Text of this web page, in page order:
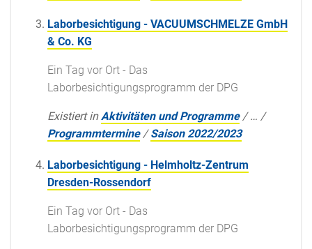
Laborbesichtigung - VACUUMSCHMELZE GmbH
& Co. KG
Ein Tag vor Ort - Das
Laborbesichtigungsprogramm der DPG
Existiert in Aktivitäten und Programme /… /
Programmtermine /Saison 2022/2023
Laborbesichtigung - Helmholtz-Zentrum
Dresden-Rossendorf
Ein Tag vor Ort - Das
Laborbesichtigungsprogramm der DPG